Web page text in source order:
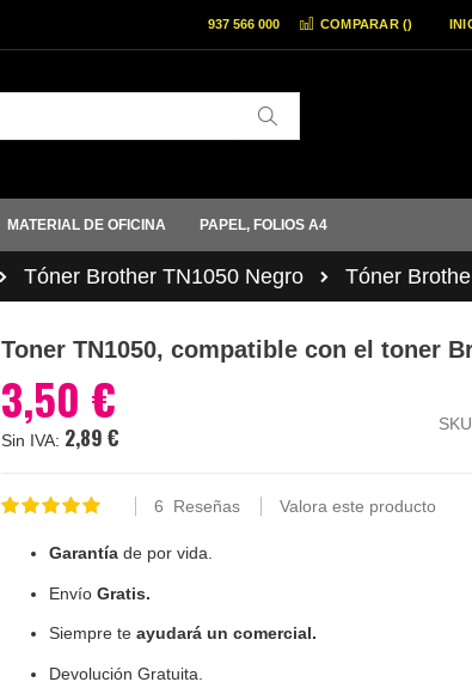
COMPARAR ()
937 566 000
MATERIAL DE OFICINA PAPEL, FOLIOS A4
Tóner Brother TN1050 Negro Tóner
Toner TN1050, compatible con el toner
3,50 €
2,89 €
SKU
Valoración:
6 Reseñas Valora este producto
Garantíade por vida.
Envío Gratis.
Siempre te ayudará un comercial.
Devolución Gratuita.